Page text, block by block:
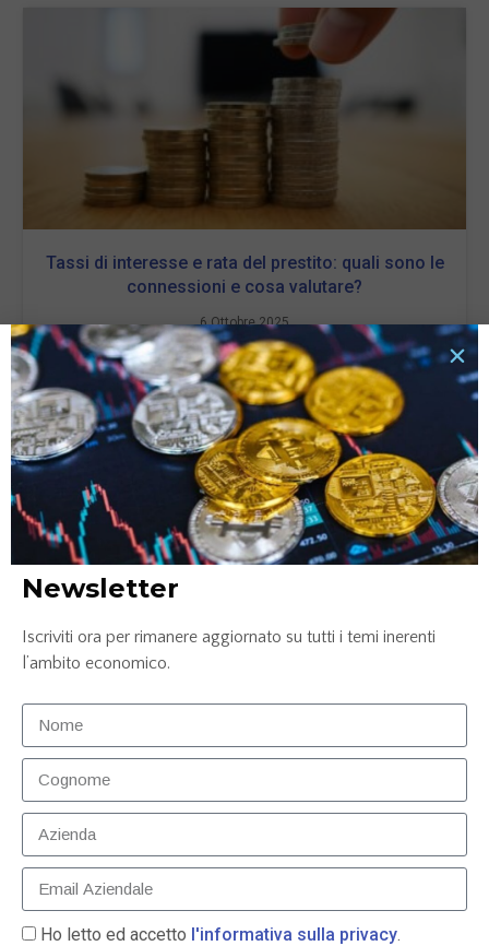
Tassi di interesse e rata del prestito: quali sono le
connessioni e cosa valutare?
6 Ottobre 2025
LEGGI TUTTO »
Confronto conto corrente: Credem, ING e
LEGGI TUTTO »
Newsletter
Iscriviti ora per rimanere aggiornato su tutti i temi inerenti
l’ambito economico.
Ho letto ed accetto l'informativa sulla privacy.